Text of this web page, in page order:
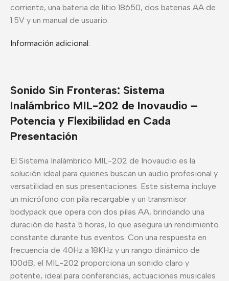
corriente, una bateria de litio 18650, dos baterias AA de
1.5V y un manual de usuario.
Información adicional:
Sonido Sin Fronteras: Sistema
Inalámbrico MIL-202 de Inovaudio –
Potencia y Flexibilidad en Cada
Presentación
El Sistema Inalámbrico MIL-202 de Inovaudio es la
solución ideal para quienes buscan un audio profesional y
versatilidad en sus presentaciones. Este sistema incluye
un micrófono con pila recargable y un transmisor
bodypack que opera con dos pilas AA, brindando una
duración de hasta 5 horas, lo que asegura un rendimiento
constante durante tus eventos. Con una respuesta en
frecuencia de 40Hz a 18KHz y un rango dinámico de
100dB, el MIL-202 proporciona un sonido claro y
potente, ideal para conferencias, actuaciones musicales